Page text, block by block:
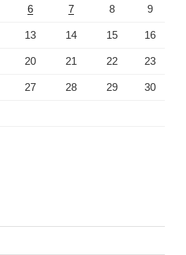
6 7 8 9
13 14 15 16
20 21 22 23
27 28 29 30